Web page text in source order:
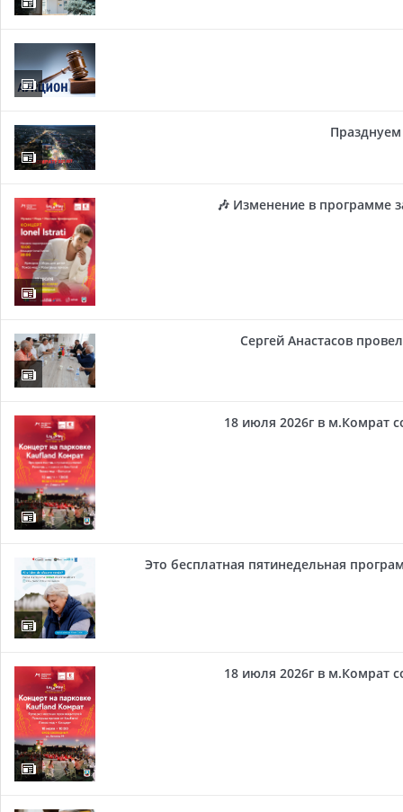
Празднуем
🎶 Изменение в программе
Сергей Анастасов
18 июля 2026г в м.Комрат
Это бесплатная пятинедельная
18 июля 2026г в м.Комрат